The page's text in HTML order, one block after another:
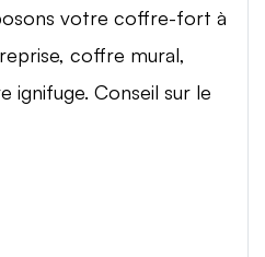
votre coffre-fort à
coffre mural,
Conseil sur le